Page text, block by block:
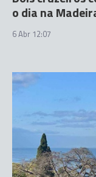
o dia na
6 Abr 12:07